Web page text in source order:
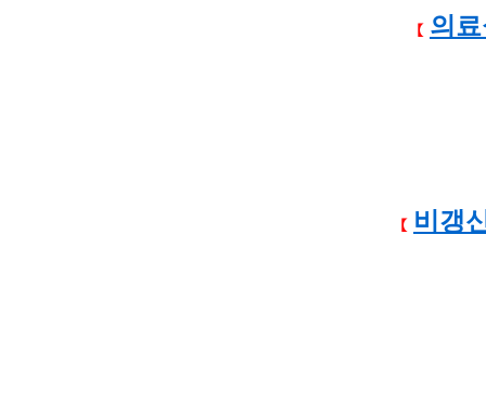
【 의
【 비갱